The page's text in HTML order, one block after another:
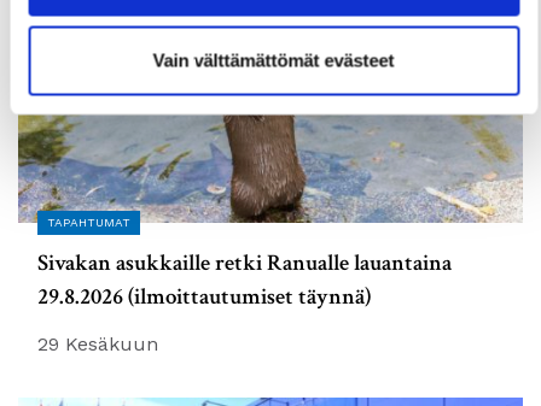
Vain välttämättömät evästeet
TAPAHTUMAT
Sivakan asukkaille retki Ranualle lauantaina
29.8.2026 (ilmoittautumiset täynnä)
29 Kesäkuun